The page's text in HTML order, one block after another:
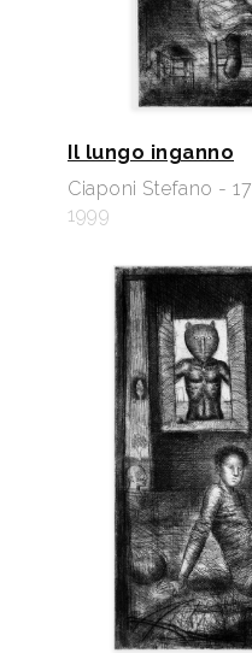
Il lungo inganno
Ciaponi Stefano - 17
1999